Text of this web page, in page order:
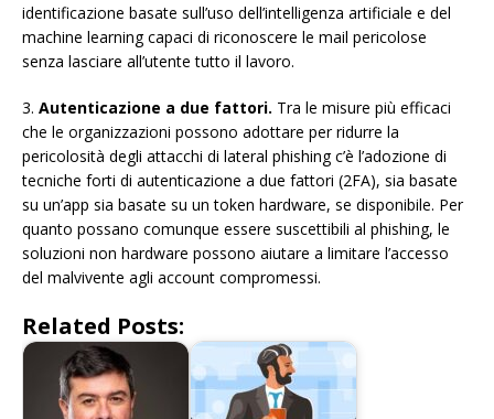
identificazione basate sull’uso dell’intelligenza artificiale e del
machine learning capaci di riconoscere le mail pericolose
senza lasciare all’utente tutto il lavoro.
3. Autenticazione a due fattori. Tra le misure più efficaci
che le organizzazioni possono adottare per ridurre la
pericolosità degli attacchi di lateral phishing c’è l’adozione di
tecniche forti di autenticazione a due fattori (2FA), sia basate
su un’app sia basate su un token hardware, se disponibile. Per
quanto possano comunque essere suscettibili al phishing, le
soluzioni non hardware possono aiutare a limitare l’accesso
del malvivente agli account compromessi.
Related Posts: